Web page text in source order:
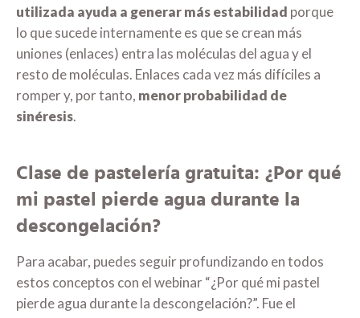
utilizada ayuda a generar más estabilidad porque
lo que sucede internamente es que se crean más
uniones (enlaces) entra las moléculas del agua y el
resto de moléculas. Enlaces cada vez más difíciles a
romper y, por tanto, menor probabilidad de
sinéresis.
Clase de pastelería gratuita: ¿Por qué
mi pastel pierde agua durante la
descongelación?
Para acabar, puedes seguir profundizando en todos
estos conceptos con el webinar “¿Por qué mi pastel
pierde agua durante la descongelación?”. Fue el